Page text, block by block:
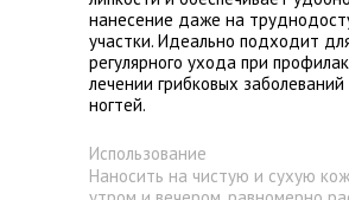
нанесение даже на
участки. Идеально подходит
регулярного ухода при
лечении грибковых заболеваний
ногтей.
Использование
Наносить на чистую и сухую